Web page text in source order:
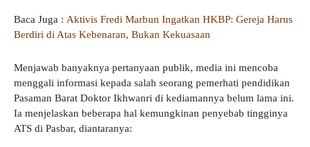
Baca Juga : Aktivis Fredi Marbun Ingatkan HKBP: Gereja Harus
Berdiri di Atas Kebenaran, Bukan Kekuasaan
Menjawab banyaknya pertanyaan publik, media ini mencoba
menggali informasi kepada salah seorang pemerhati pendidikan
Pasaman Barat Doktor Ikhwanri di kediamannya belum lama ini.
Ia menjelaskan beberapa hal kemungkinan penyebab tingginya
ATS di Pasbar, diantaranya: